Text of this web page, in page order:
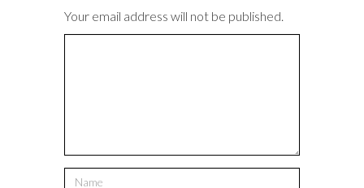
Your email address will not be published.